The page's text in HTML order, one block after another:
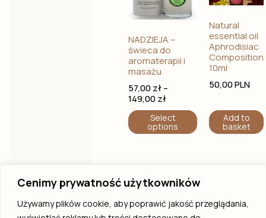
Cenimy prywatność użytkowników
Używamy plików cookie, aby poprawić jakość przeglądania,
NADZIEJA –
świeca do
aromaterapii i
masażu
57,00zł–
149,00zł
Select
options
Natural
essential oil
Aphrodisiac
Composition
10ml
50,00PLN
Add to
basket
PREV